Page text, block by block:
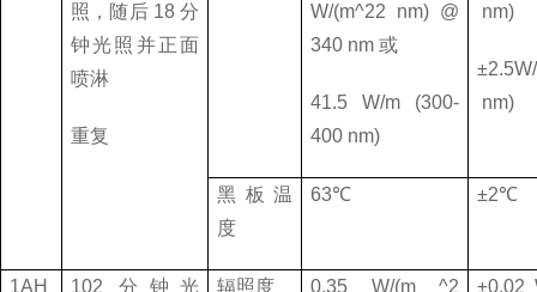
照，随后 18分
钟光照并正面
喷淋
重复
W/(m^22 nm) @
340 nm 或
41.5 W/m (300-
400 nm)
nm)
±
nm)
黑板温
度
63℃ ±2℃
1AH 102分钟光
辐照度
0.35 W/(m ^2
±0.02